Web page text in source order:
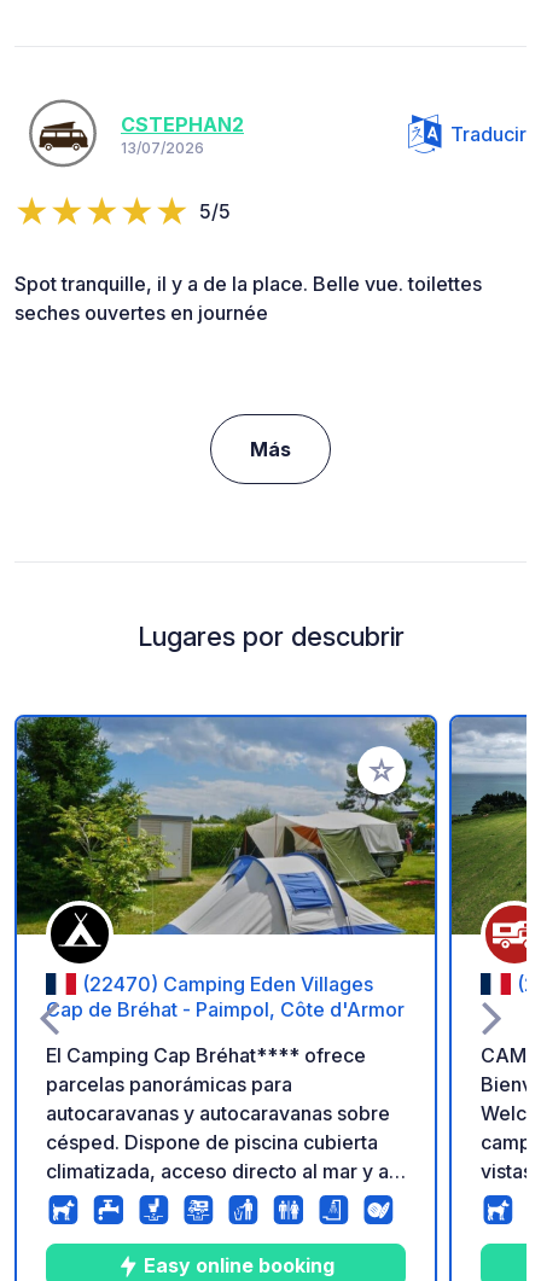
CSTEPHAN2
13/07/2026
Traducir
5/5
Spot tranquille, il y a de la place. Belle vue. toilettes
seches ouvertes en journée
Más
Lugares por descubrir
Añadir a tus
(22470) Camping Eden Villages
Cap de Bréhat - Paimpol, Côte d'Armor
El Camping Cap Bréhat**** ofrece
parcelas panorámicas para
autocaravanas y autocaravanas sobre
césped. Dispone de piscina cubierta
climatizada, acceso directo al mar y a
la ruta de senderismo GR34. Zona de
recogida de residuos de
autocaravanas, aseos con duchas y
Easy online booking
vistas
GR34
¡Aquí
ver